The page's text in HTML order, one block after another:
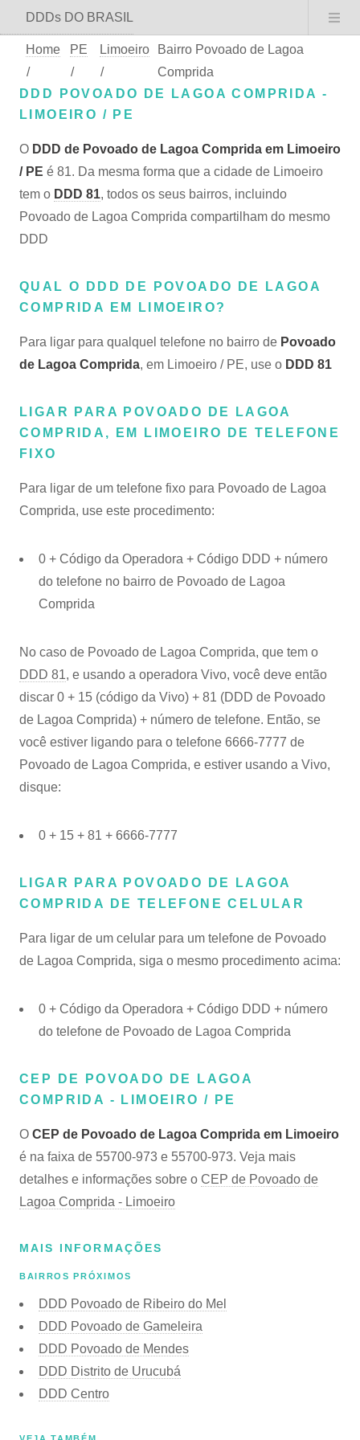
DDDs DO BRASIL
Home
/
PE
/
Limoeiro
/
Bairro Povoado de Lagoa
Comprida
DDD POVOADO DE LAGOA COMPRIDA -
LIMOEIRO / PE
O DDD de Povoado de Lagoa Comprida em Limoeiro
/ PE é 81. Da mesma forma que a cidade de Limoeiro
tem o DDD 81, todos os seus bairros, incluindo
Povoado de Lagoa Comprida compartilham do mesmo
DDD
QUAL O DDD DE POVOADO DE LAGOA
COMPRIDA EM LIMOEIRO?
Para ligar para qualquel telefone no bairro de Povoado
de Lagoa Comprida, em Limoeiro / PE, use o DDD 81
LIGAR PARA POVOADO DE LAGOA
COMPRIDA, EM LIMOEIRO DE TELEFONE
FIXO
Para ligar de um telefone fixo para Povoado de Lagoa
Comprida, use este procedimento:
0 + Código da Operadora + Código DDD + número
do telefone no bairro de Povoado de Lagoa
Comprida
No caso de Povoado de Lagoa Comprida, que tem o
DDD 81, e usando a operadora Vivo, você deve então
discar 0 + 15 (código da Vivo) + 81 (DDD de Povoado
de Lagoa Comprida) + número de telefone. Então, se
você estiver ligando para o telefone 6666-7777 de
Povoado de Lagoa Comprida, e estiver usando a Vivo,
disque:
0 + 15 + 81 + 6666-7777
LIGAR PARA POVOADO DE LAGOA
COMPRIDA DE TELEFONE CELULAR
Para ligar de um celular para um telefone de Povoado
de Lagoa Comprida, siga o mesmo procedimento acima:
0 + Código da Operadora + Código DDD + número
do telefone de Povoado de Lagoa Comprida
CEP DE POVOADO DE LAGOA
COMPRIDA - LIMOEIRO / PE
O CEP de Povoado de Lagoa Comprida em Limoeiro
é na faixa de 55700-973 e 55700-973. Veja mais
detalhes e informações sobre o CEP de Povoado de
Lagoa Comprida - Limoeiro
MAIS INFORMAÇÕES
BAIRROS PRÓXIMOS
DDD Povoado de Ribeiro do Mel
DDD Povoado de Gameleira
DDD Povoado de Mendes
DDD Distrito de Urucubá
DDD Centro
VEJA TAMBÉM